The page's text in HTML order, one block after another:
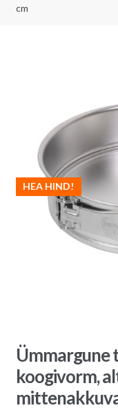
cm
HEA HIND!
Ümmargune
koogivorm,